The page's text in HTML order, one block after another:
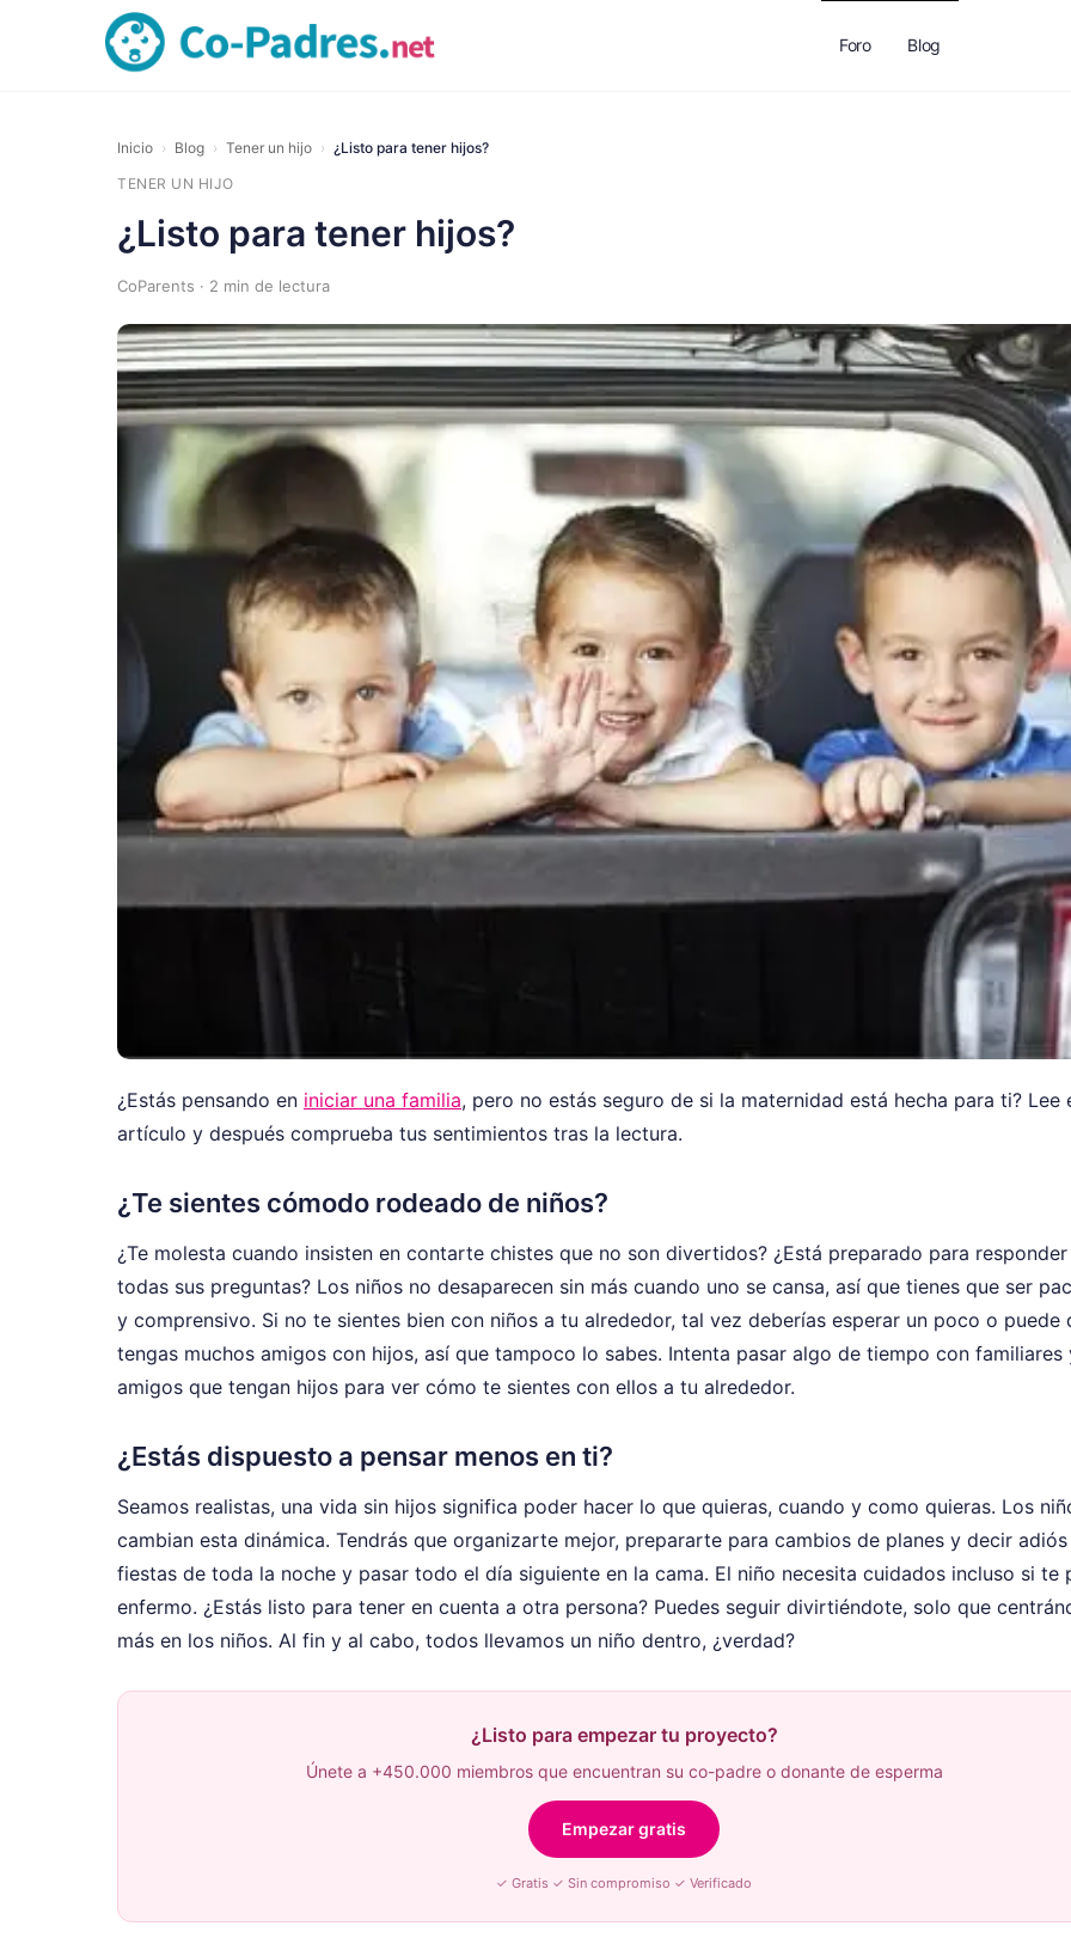
Foro Blog
Inicio › Blog › Tener un hijo › ¿Listo para tener hijos?
TENER UN HIJO
¿Listo para tener hijos?
CoParents · 2 min de lectura
¿Estás pensando en iniciar una familia, pero no estás seguro de si la maternidad está hecha para ti? Lee
artículo y después comprueba tus sentimientos tras la lectura.
¿Te sientes cómodo rodeado de niños?
¿Te molesta cuando insisten en contarte chistes que no son divertidos? ¿Está preparado para responder
todas sus preguntas? Los niños no desaparecen sin más cuando uno se cansa, así que tienes que ser
y comprensivo. Si no te sientes bien con niños a tu alrededor, tal vez deberías esperar un poco o puede
tengas muchos amigos con hijos, así que tampoco lo sabes. Intenta pasar algo de tiempo con familiares
amigos que tengan hijos para ver cómo te sientes con ellos a tu alrededor.
¿Estás dispuesto a pensar menos en ti?
Seamos realistas, una vida sin hijos significa poder hacer lo que quieras, cuando y como quieras. Los
cambian esta dinámica. Tendrás que organizarte mejor, prepararte para cambios de planes y decir adiós
fiestas de toda la noche y pasar todo el día siguiente en la cama. El niño necesita cuidados incluso si te
enfermo. ¿Estás listo para tener en cuenta a otra persona? Puedes seguir divirtiéndote, solo que
más en los niños. Al fin y al cabo, todos llevamos un niño dentro, ¿verdad?
¿Listo para empezar tu proyecto?
Únete a +450.000 miembros que encuentran su co-padre o donante de esperma
Empezar gratis
✓ Gratis ✓ Sin compromiso ✓ Verificado